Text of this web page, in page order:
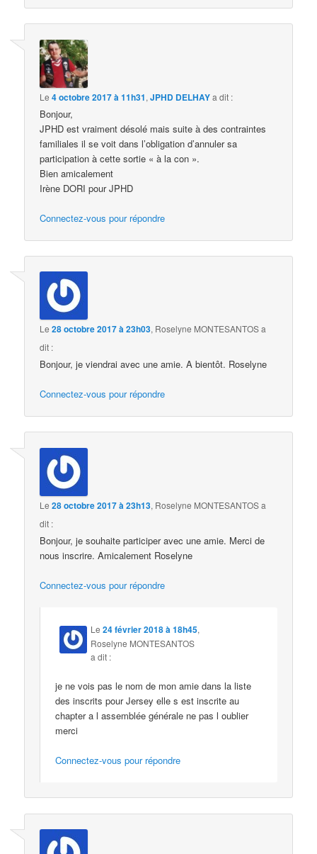
Le4 octobre 2017 à 11h31,JPHD DELHAYa dit :
Bonjour,
JPHD est vraiment désolé mais suite à des contraintes
familiales il se voit dans l’obligation d’annuler sa
participation à cette sortie « à la con ».
Bien amicalement
Irène DORI pour JPHD
Connectez-vous pour répondre
Le28 octobre 2017 à 23h03, Roselyne MONTESANTOSa
dit :
Bonjour, je viendrai avec une amie. A bientôt. Roselyne
Connectez-vous pour répondre
Le28 octobre 2017 à 23h13, Roselyne MONTESANTOSa
dit :
Bonjour, je souhaite participer avec une amie. Merci de
nous inscrire. Amicalement Roselyne
Connectez-vous pour répondre
Le24 février 2018 à 18h45,
Roselyne MONTESANTOS
a dit :
je ne vois pas le nom de mon amie dans la liste
des inscrits pour Jersey elle s est inscrite au
chapter a l assemblée générale ne pas l oublier
merci
Connectez-vous pour répondre